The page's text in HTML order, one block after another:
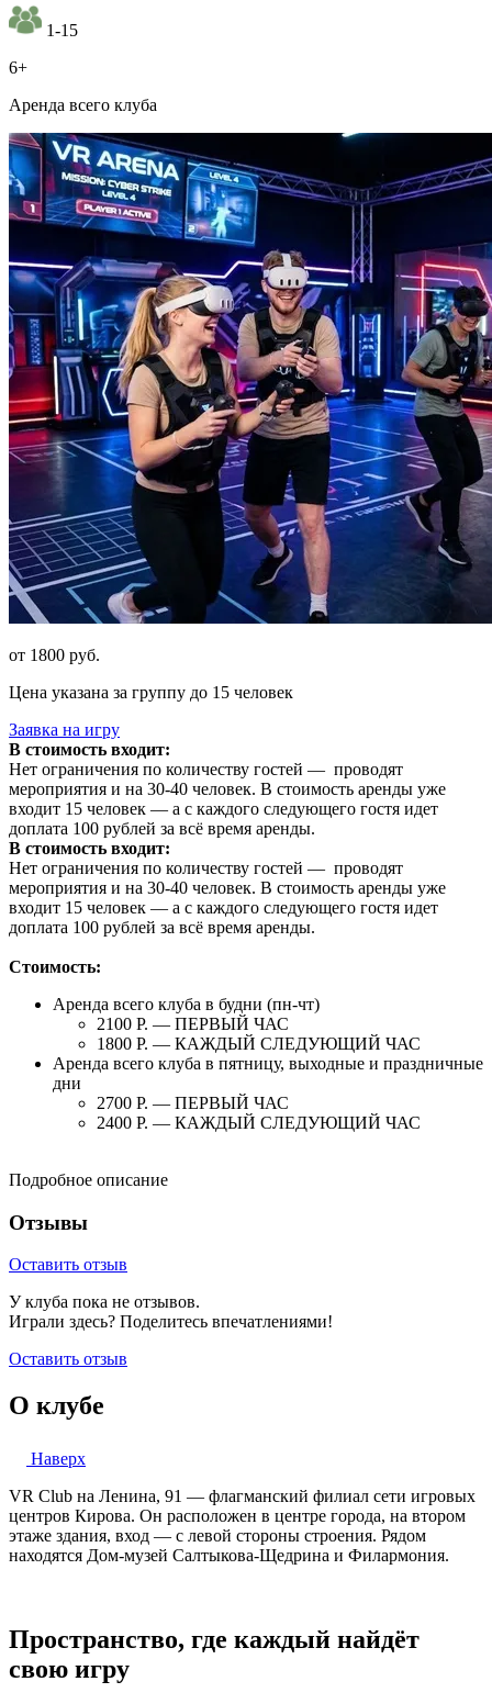
1-15
6+
Аренда всего клуба
от 1800 руб.
Цена указана за группу до 15 человек
Заявка на игру
В стоимость входит:
Нет ограничения по количеству гостей — проводят
мероприятия и на 30-40 человек. В стоимость аренды уже
входит 15 человек — а с каждого следующего гостя идет
доплата 100 рублей за всё время аренды.
В стоимость входит:
Нет ограничения по количеству гостей — проводят
мероприятия и на 30-40 человек. В стоимость аренды уже
входит 15 человек — а с каждого следующего гостя идет
доплата 100 рублей за всё время аренды.
Стоимость:
Аренда всего клуба в будни (пн-чт)
2100 Р. — ПЕРВЫЙ ЧАС
1800 Р. — КАЖДЫЙ СЛЕДУЮЩИЙ ЧАС
Аренда всего клуба в пятницу, выходные и праздничные
дни
2700 Р. — ПЕРВЫЙ ЧАС
2400 Р. — КАЖДЫЙ СЛЕДУЮЩИЙ ЧАС
Подробное описание
Отзывы
Оставить отзыв
У клуба пока не отзывов.
Играли здесь? Поделитесь впечатлениями!
Оставить отзыв
О клубе
Наверх
VR Club на Ленина, 91 — флагманский филиал сети игровых
центров Кирова. Он расположен в центре города, на втором
этаже здания, вход — с левой стороны строения. Рядом
находятся Дом-музей Салтыкова-Щедрина и Филармония.
Пространство, где каждый найдёт
свою игру